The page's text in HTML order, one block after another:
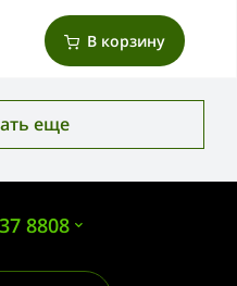
В корзину
еще
8808